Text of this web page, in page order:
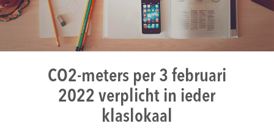
CO2-meters per 3 februari
2022 verplicht in ieder
klaslokaal